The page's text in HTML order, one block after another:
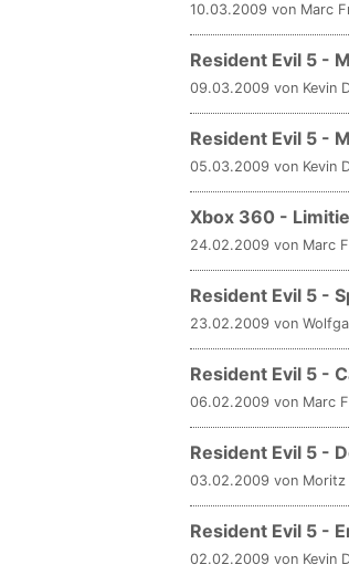
10.03.2009 von Marc
Resident Evil 5 -
09.03.2009 von Kevin
Resident Evil 5 -
05.03.2009 von Kevin
Xbox 360 -
24.02.2009 von Marc
Resident Evil 5 -
23.02.2009 von
Resident Evil 5 -
06.02.2009 von Marc
Resident Evil 5 -
03.02.2009 von Moritz
Resident Evil 5 -
02.02.2009 von Kevin